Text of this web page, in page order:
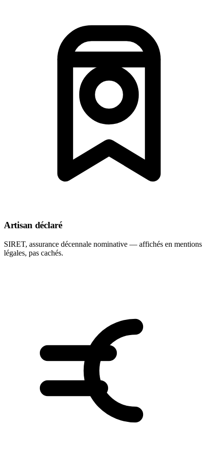
Artisan déclaré
SIRET, assurance décennale nominative — affichés en mentions
légales, pas cachés.